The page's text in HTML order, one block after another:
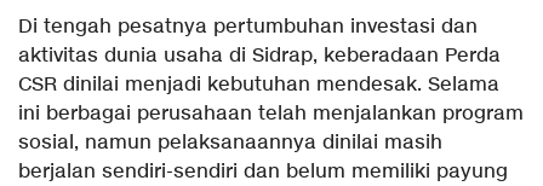
Di tengah pesatnya pertumbuhan investasi dan
aktivitas dunia usaha di Sidrap, keberadaan Perda
CSR dinilai menjadi kebutuhan mendesak. Selama
ini berbagai perusahaan telah menjalankan program
sosial, namun pelaksanaannya dinilai masih
berjalan sendiri-sendiri dan belum memiliki payung